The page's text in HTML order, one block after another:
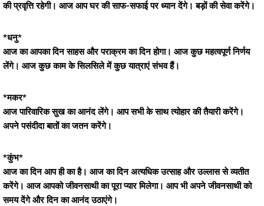
की प्रवृत्ति रहेगी। आज आप घर की साफ-सफाई पर ध्यान देंगे। बड़ों की सेवा करेंगे।
*धनु*
आज का आपका दिन साहस और पराक्रम का दिन होगा। आज कुछ महत्वपूर्ण निर्णय
लेंगे। आज कुछ काम के सिलसिले में कुछ यात्राएं संभव हैं।
*मकर*
आज पारिवारिक सुख का आनंद लेंगे। आप सभी के साथ त्योहार की तैयारी करेंगे।
अपने पसंदीदा बातों का जतन करेंगे।
*कुंभ*
आज का दिन आप ही का है। आज का दिन अत्यधिक उत्साह और उल्लास से व्यतीत
करेंगे। आज आपको जीवनसाथी का पूरा प्यार मिलेगा। आप भी अपने जीवनसाथी को
समय देंगे और दिन का आनंद उठाएंगे।